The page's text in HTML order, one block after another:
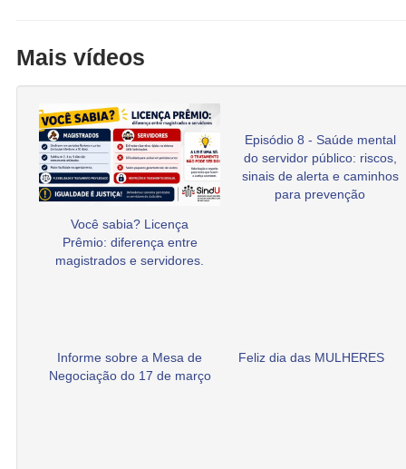
Mais vídeos
Você sabia? Licença
Prêmio: diferença entre
magistrados e servidores.
Episódio 8 - Saúde mental
do servidor público: riscos,
sinais de alerta e caminhos
para prevenção
Informe sobre a Mesa de
Negociação do 17 de março
Feliz dia das MULHERES